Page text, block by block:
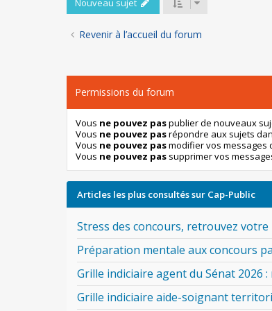
Nouveau sujet
Revenir à l’accueil du forum
Permissions du forum
Vous ne pouvez paspublier de nouveaux
Vous ne pouvez pasrépondre aux sujets
Vous ne pouvez pasmodifier vos messages
Vous ne pouvez pas supprimer vos
Articles les plus consultés sur Cap-Public
Stress des concours, retrouvez
Préparation mentale aux concours
Grille indiciaire agent du Sénat 2026
Grille indiciaire aide-soignant